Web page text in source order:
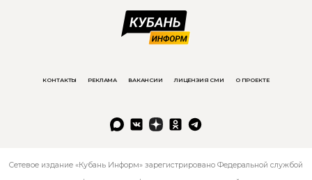
КОНТАКТЫ РЕКЛАМА ВАКАНСИИ ЛИЦЕНЗИЯ СМИ О ПРОЕКТЕ
Сетевое издание «Кубань Информ» зарегистрировано Федеральной службой